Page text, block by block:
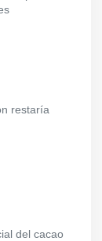
restaría
del cacao